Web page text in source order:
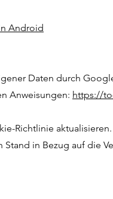
Android
Daten durch
Anweisungen: https://
Richtlinie
Stand in Bezug auf die